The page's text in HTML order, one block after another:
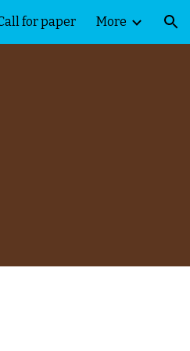
for paper More